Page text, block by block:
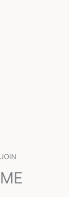
JOIN
ME